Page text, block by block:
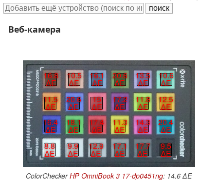
Веб-камера
16.8
∆E
10.5
∆E
16.1
∆E
20.6
∆E
13.5
∆E
10.6
∆E
11.5
∆E
20.6
∆E
15
∆E
17.2
∆E
11.8
∆E
12.5
∆E
16.4
∆E
18.1
∆E
17.4
∆E
11.3
∆E
14.3
∆E
20.4
∆E
8.8
∆E
9.9
∆E
12.9
∆E
17.1
∆E
17.7
∆E
9.5
∆E
ColorCheckerHP OmniBook 3 17-dp0451ng: 14.6 ∆E